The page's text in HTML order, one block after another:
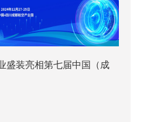
盛装亮相第七届中国（成